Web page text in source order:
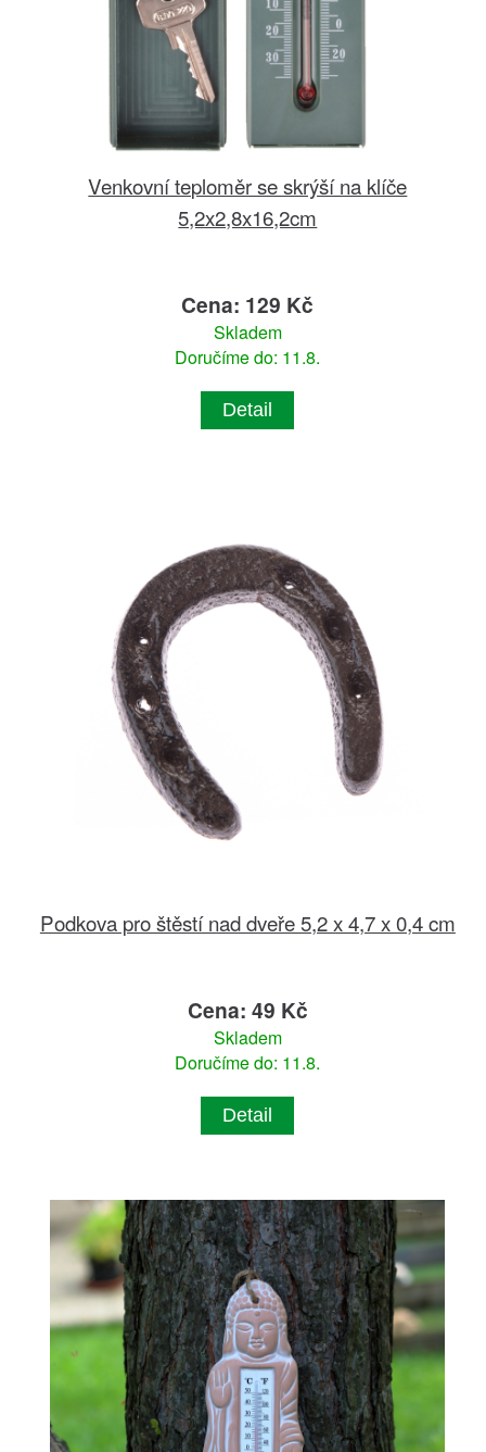
Venkovní teploměr se skrýší na klíče
5,2x2,8x16,2cm
Cena: 129 Kč
Skladem
Doručíme do: 11.8.
Detail
Podkova pro štěstí nad dveře 5,2 x 4,7 x 0,4 cm
Cena: 49 Kč
Skladem
Doručíme do: 11.8.
Detail